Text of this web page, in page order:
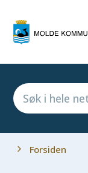
Du
Forsiden